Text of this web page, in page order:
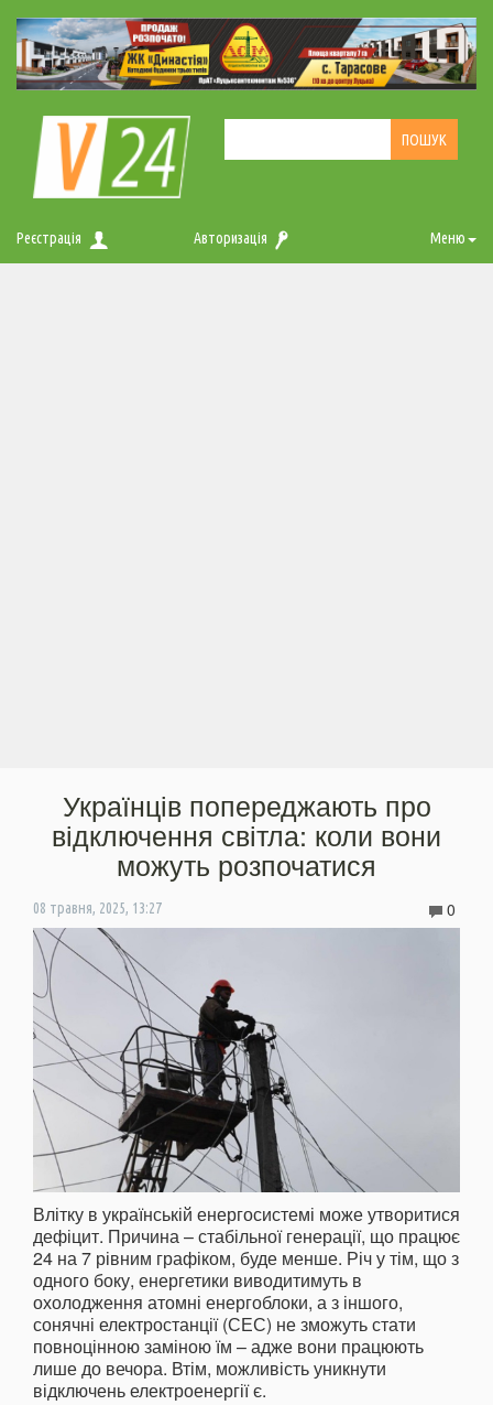
Реєстрація Авторизація Меню
Українців попереджають про
відключення світла: коли вони
можуть розпочатися
08 травня, 2025, 13:27 0
Влітку в українській енергосистемі може утворитися
дефіцит. Причина – стабільної генерації, що працює
24 на 7 рівним графіком, буде менше. Річ у тім, що з
одного боку, енергетики виводитимуть в
охолодження атомні енергоблоки, а з іншого,
сонячні електростанції (СЕС) не зможуть стати
повноцінною заміною їм – адже вони працюють
лише до вечора. Втім, можливість уникнути
відключень електроенергії є.